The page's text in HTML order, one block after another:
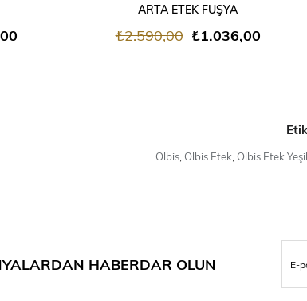
ARTA ETEK FUŞYA
₺1.036,00
₺2.590,00
Olbis Olbis Etek Olbis Etek Yeşil
HABERDAR OLUN